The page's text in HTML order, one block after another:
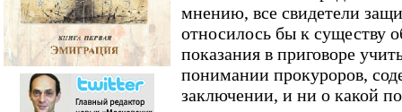
мнению, все свидетели
относилось бы к существу
показания в приговоре
понимании прокуроров,
заключении, и ни о какой